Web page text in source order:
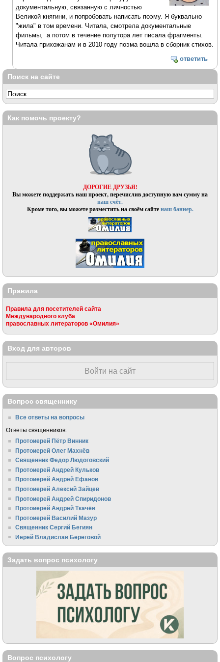
документальную, связанную с личностью
Великой княгини, и попробовать написать поэму. Я буквально
"жила" в том времени. Читала, смотрела документальные
фильмы, а потом в течение полутора лет писала фрагменты.
Читала прихожанам и в 2010 году поэма вошла в сборник стихов.
ответить
Поиск на сайте
Как помочь проекту?
ДОРОГИЕ ДРУЗЬЯ!
Вы можете поддержать наш проект, перечислив доступную вам сумму на
наш счёт.
Кроме того, вы можете разместить на своём сайтенаш баннер.
Правила
Правила для посетителей сайта
Международного клуба
православных литераторов «Омилия»
Вход для авторов
Войти на сайт
Вопрос священнику
Все ответы на вопросы
Ответы священников:
Протоиерей Пётр Винник
Протоиерей Олег Махнёв
Священник Федор Людоговский
Протоиерей Андрей Кульков
Протоиерей Андрей Ефанов
Протоиерей Алексий Зайцев
Протоиерей Андрей Спиридонов
Протоиерей Андрей Ткачёв
Протоиерей Василий Мазур
Священник Сергий Бегиян
Иерей Владислав Береговой
Задать вопрос психологу
Вопрос психологу